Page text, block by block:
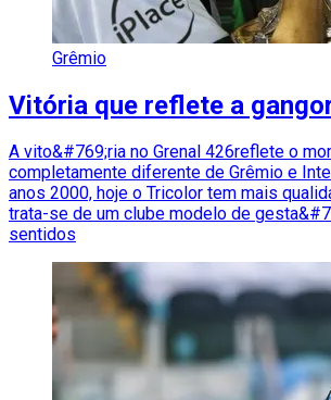
Grêmio
Vitória que reflete a
A vito&#769;ria no Grenal 426reflete o
completamente diferente de Grêmio e
anos 2000, hoje o Tricolor tem mais
trata-se de um clube modelo de
sentidos